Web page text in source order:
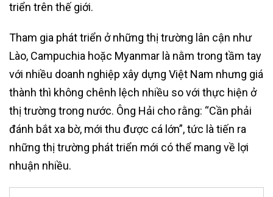
triển trên thế giới.
Tham gia phát triển ở những thị trường lân cận như
Lào, Campuchia hoặc Myanmar là nằm trong tầm tay
với nhiều doanh nghiệp xây dựng Việt Nam nhưng giá
thành thì không chênh lệch nhiều so với thực hiện ở
thị trường trong nước. Ông Hải cho rằng: “Cần phải
đánh bắt xa bờ, mới thu được cá lớn”, tức là tiến ra
những thị trường phát triển mới có thể mang về lợi
nhuận nhiều.